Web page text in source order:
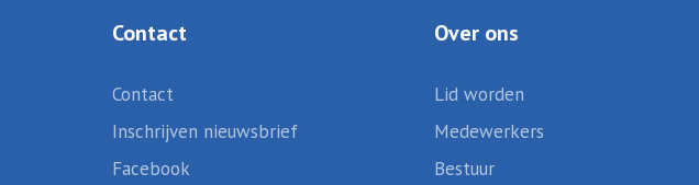
Contact
Contact
Inschrijven nieuwsbrief
Facebook
Over ons
Lid worden
Medewerkers
Bestuur